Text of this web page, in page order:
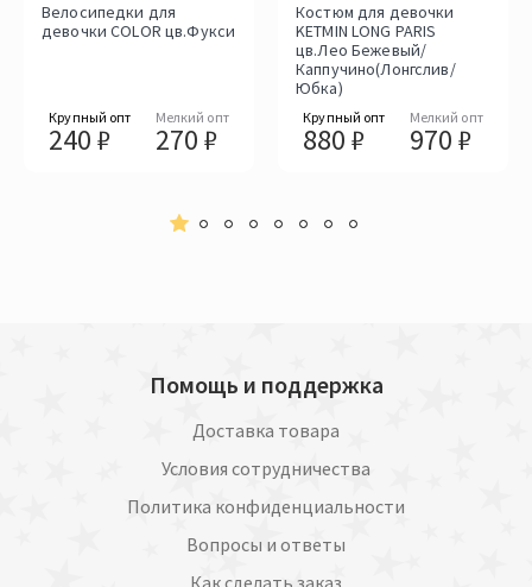
Велосипедки для
девочки COLOR цв.Фукси
Крупный опт
240 ₽
Мелкий опт
270 ₽
Костюм для девочки
KETMIN LONG PARIS
цв.Лео Бежевый/
Каппучино(Лонгслив/
Юбка)
Крупный опт
880 ₽
Мелкий опт
970 ₽
Помощь и поддержка
Доставка товара
Условия сотрудничества
Политика конфиденциальности
Вопросы и ответы